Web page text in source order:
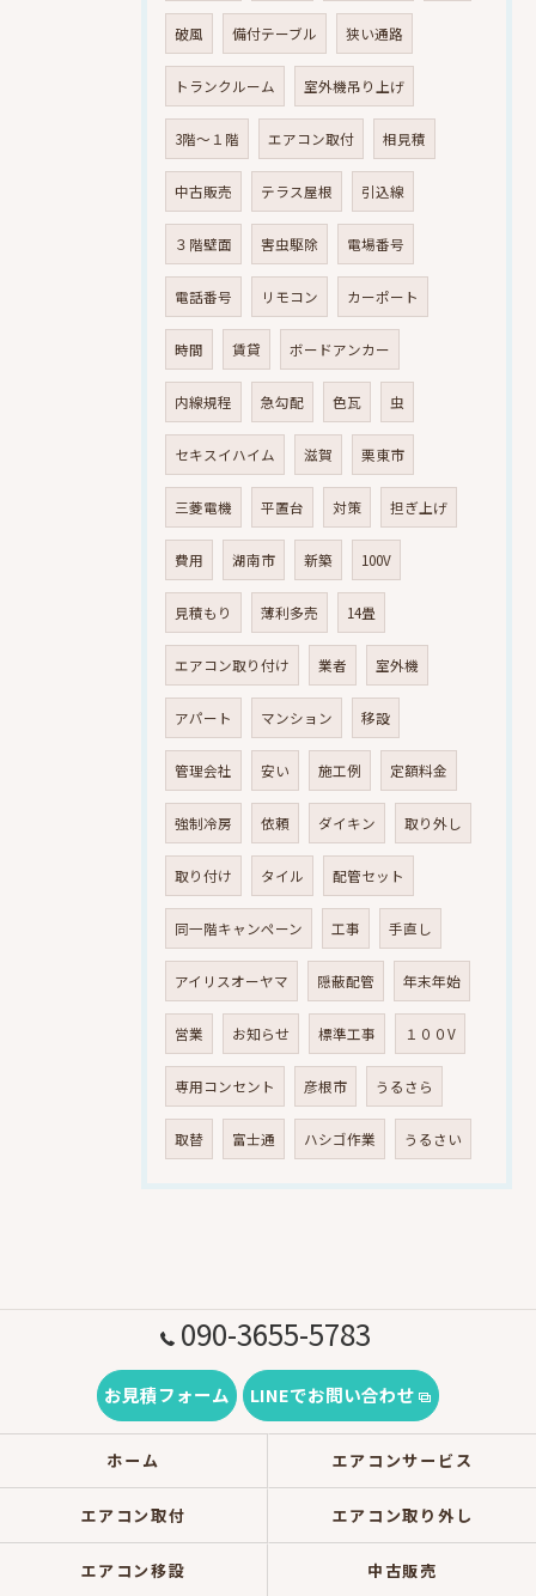
破風 備付テーブル 狭い通路
トランクルーム 室外機吊り上げ
3階～１階 エアコン取付 相見積
中古販売 テラス屋根 引込線
３階壁面 害虫駆除 電場番号
電話番号 リモコン カーポート
時間 賃貸 ボードアンカー
内線規程 急勾配 色瓦 虫
セキスイハイム 滋賀 栗東市
三菱電機 平置台 対策 担ぎ上げ
費用 湖南市 新築 100V
見積もり 薄利多売 14畳
エアコン取り付け 業者 室外機
アパート マンション 移設
管理会社 安い 施工例 定額料金
強制冷房 依頼 ダイキン 取り外し
取り付け タイル 配管セット
同一階キャンペーン 工事 手直し
アイリスオーヤマ 隠蔽配管 年末年始
営業 お知らせ 標準工事 １００V
専用コンセント 彦根市 うるさら
取替 富士通 ハシゴ作業 うるさい
090-3655-5783
お見積フォーム LINEでお問い合わせ
ホーム エアコンサービス
エアコン取付 エアコン取り外し
エアコン移設 中古販売